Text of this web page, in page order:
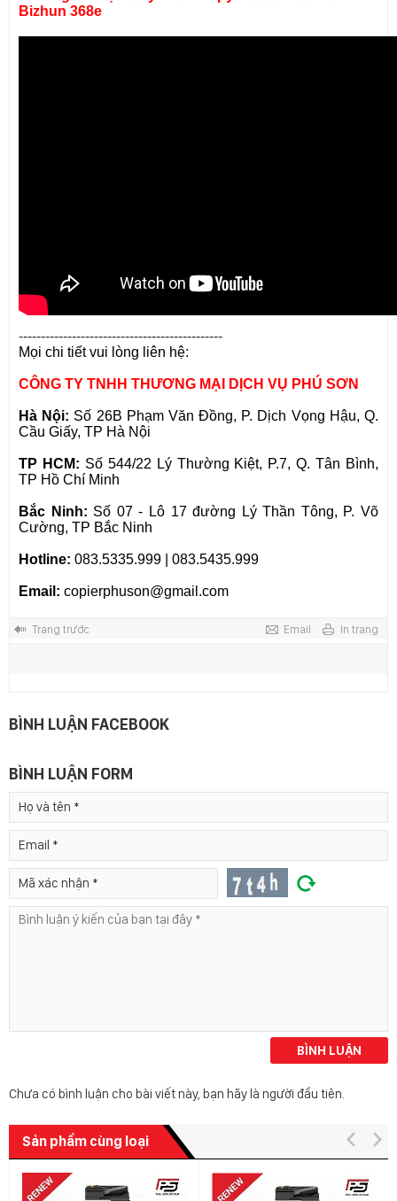
Bizhun 368e
----------------------------------------------
Mọi chi tiết vui lòng liên hệ:
CÔNG TY TNHH THƯƠNG MẠI DỊCH VỤ PHÚ SƠN
Hà Nội: Số 26B Phạm Văn Đồng, P. Dịch Vọng Hậu, Q.
Cầu Giấy, TP Hà Nội
TP HCM: Số 544/22 Lý Thường Kiệt, P.7, Q. Tân Bình,
TP Hồ Chí Minh
Bắc Ninh: Số 07 - Lô 17 đường Lý Thần Tông, P. Võ
Cường, TP Bắc Ninh
Hotline: 083.5335.999 | 083.5435.999
Email: copierphuson@gmail.com
Trang trước Email In trang
BÌNH LUẬN FACEBOOK
BÌNH LUẬN FORM
BÌNH LUẬN
Chưa có bình luận cho bài viết này, bạn hãy là người đầu tiên.
Sản phẩm cùng loại